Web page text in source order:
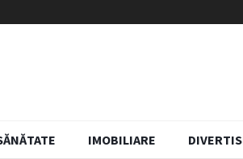
IMOBILIARE